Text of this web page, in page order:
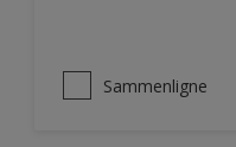
Sammenligne